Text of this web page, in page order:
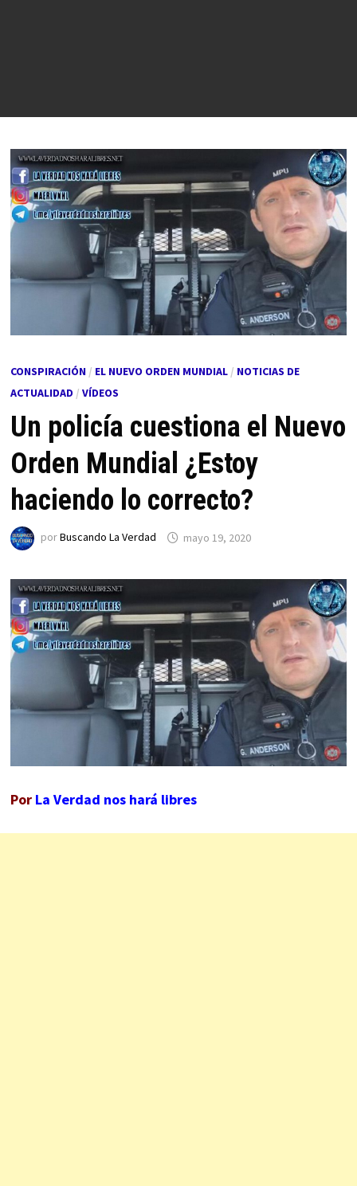
CONSPIRACIÓN/ EL NUEVO ORDEN MUNDIAL/ NOTICIAS DE
ACTUALIDAD / VÍDEOS
Un policía cuestiona el Nuevo
Orden Mundial ¿Estoy
haciendo lo correcto?
porBuscando La Verdad mayo 19, 2020
Por La Verdad nos hará libres